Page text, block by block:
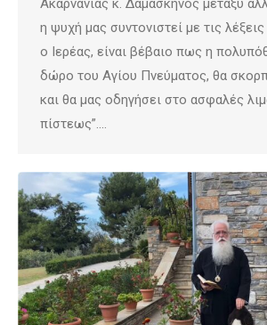
Ακαρνανίας κ. Δαμασκηνός μεταξύ
η ψυχή μας συντονιστεί με τις
ο Ιερέας, είναι βέβαιο πως η
δώρο του Αγίου Πνεύματος, θα
και θα μας οδηγήσει στο ασφαλές
πίστεως”.…